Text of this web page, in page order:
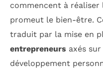
commencent à réaliser
promeut le bien-être.
traduit par la mise en
entrepreneurs axés
développement